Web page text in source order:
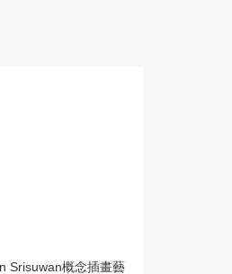
Srisuwan概念插畫藝